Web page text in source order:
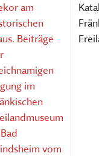
am
Beiträge
im
vom